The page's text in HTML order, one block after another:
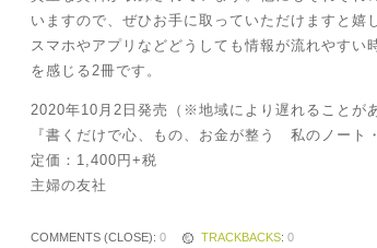
いますので、ぜひお手に取っていただけますと嬉
スマホやアプリなどどうしても情報が流れやすい
を感じる2冊です。
2020年10月2日発売（※地域により遅れることが
『書くだけで心、もの、お金が整う 私のノート
定価：1,400円+税
主婦の友社
COMMENTS (CLOSE): 0 TRACKBACKS: 0